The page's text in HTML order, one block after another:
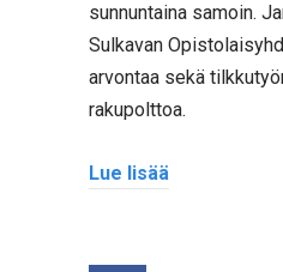
sunnuntaina samoin.
Sulkavan
arvontaa sekä
rakupolttoa.
Lue lisää